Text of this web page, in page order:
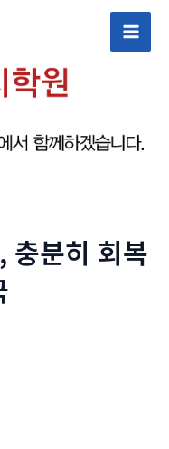
Main
충분히 회복